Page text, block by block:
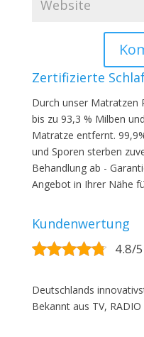
Zertifizierte
Durch unser Matratzen
bis zu 93,3 % Milben
Matratze entfernt.
und Sporen sterben
Behandlung ab -
Angebot in Ihrer Nähe
Kundenwertung
4.8/
Deutschlands
Bekannt aus TV,